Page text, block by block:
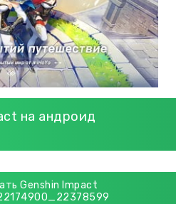
на андроид
Genshin Impact